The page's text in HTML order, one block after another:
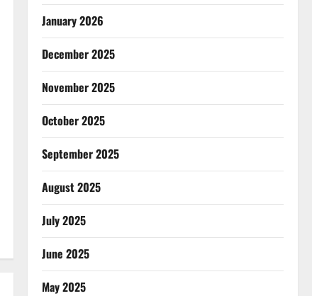
January 2026
December 2025
November 2025
October 2025
September 2025
August 2025
July 2025
June 2025
May 2025